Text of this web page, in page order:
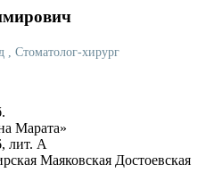
, Стоматолог-хирург
Марата»
лит. А
Маяковская Достоевская